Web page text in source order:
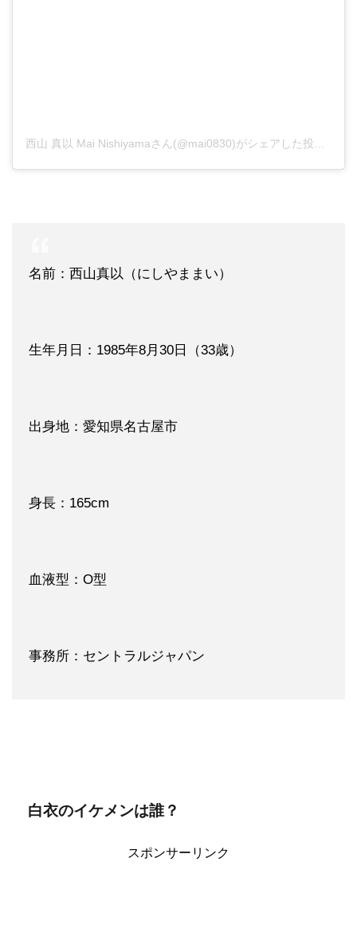
名前：西山真以（にしやままい）
生年月日：1985年8月30日（33歳）
出身地：愛知県名古屋市
身長：165cm
血液型：O型
事務所：セントラルジャパン
白衣のイケメンは誰？
スポンサーリンク